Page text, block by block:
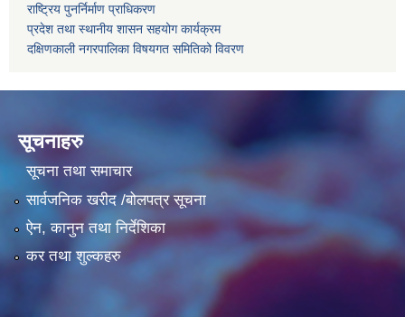
राष्ट्रिय पुनर्निर्माण प्राधिकरण
प्रदेश तथा स्थानीय शासन सहयोग कार्यक्रम
दक्षिणकाली नगरपालिका विषयगत समितिको विवरण
सूचनाहरु
सूचना तथा समाचार
सार्वजनिक खरीद /बोलपत्र सूचना
ऐन, कानुन तथा निर्देशिका
कर तथा शुल्कहरु